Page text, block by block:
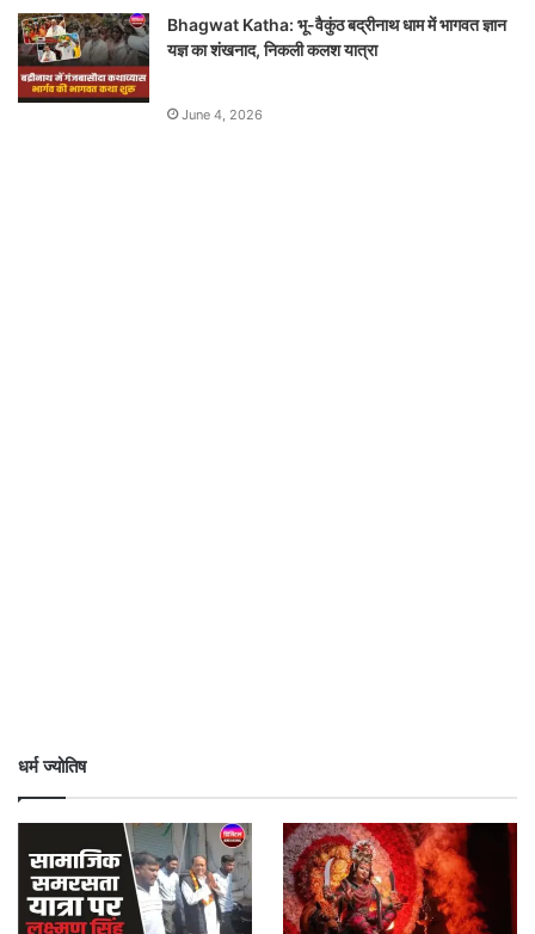
Bhagwat Katha: भू-वैकुंठ बद्रीनाथ धाम में भागवत ज्ञान
यज्ञ का शंखनाद, निकली कलश यात्रा
June 4, 2026
धर्म ज्योतिष